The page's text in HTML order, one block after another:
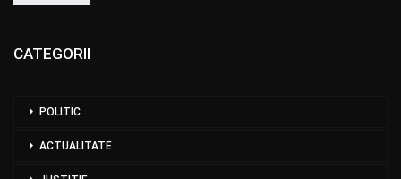
CATEGORII
POLITIC
ACTUALITATE